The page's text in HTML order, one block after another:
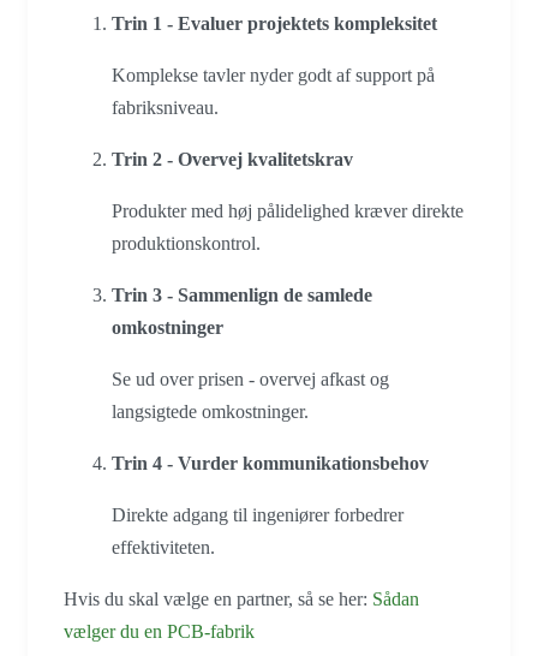
Trin 1 - Evaluer projektets kompleksitet
Komplekse tavler nyder godt af support på
fabriksniveau.
Trin 2 - Overvej kvalitetskrav
Produkter med høj pålidelighed kræver direkte
produktionskontrol.
Trin 3 - Sammenlign de samlede
omkostninger
Se ud over prisen - overvej afkast og
langsigtede omkostninger.
Trin 4 - Vurder kommunikationsbehov
Direkte adgang til ingeniører forbedrer
effektiviteten.
Hvis du skal vælge en partner, så se her: Sådan
vælger du en PCB-fabrik